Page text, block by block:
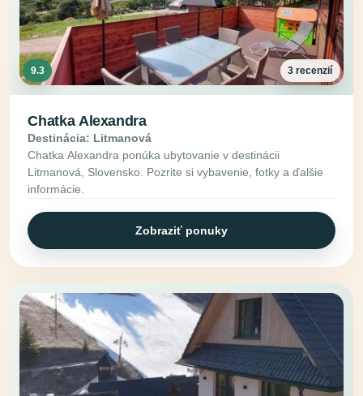
9.3 3 recenzií
Chatka Alexandra
Destinácia: Litmanová
Chatka Alexandra ponúka ubytovanie v destinácii
Litmanová, Slovensko. Pozrite si vybavenie, fotky a ďalšie
informácie.
Zobraziť ponuky